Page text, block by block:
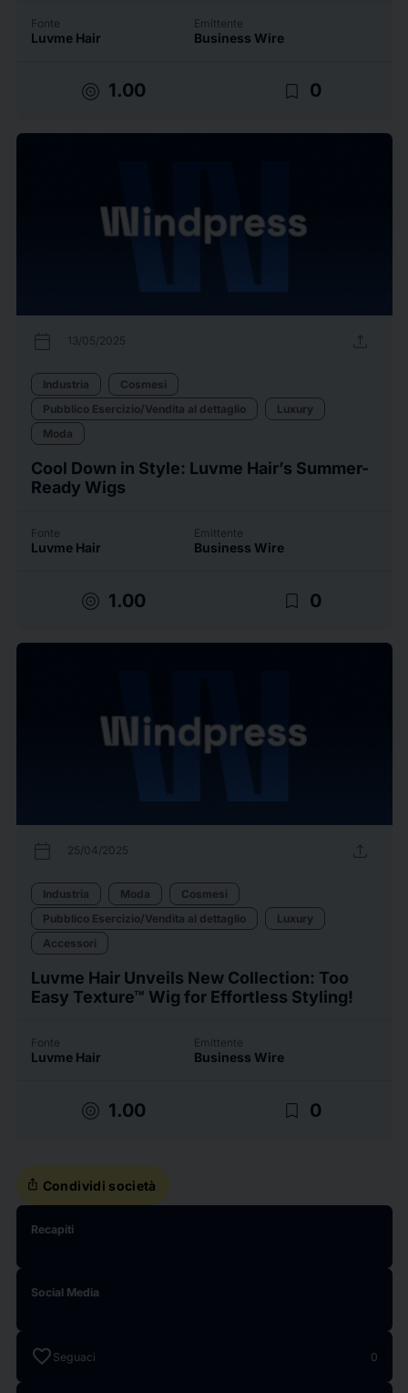
Fonte
Luvme Hair
Emittente
Business Wire
target 1.00 bookmark_border 0
calendar_today 13/05/2025 upload
Industria
Cosmesi
Pubblico Esercizio/Vendita al dettaglio
Luxury
Moda
Cool Down in Style: Luvme Hair’s Summer-
Ready Wigs
Fonte
Luvme Hair
Emittente
Business Wire
target 1.00 bookmark_border 0
calendar_today 25/04/2025 upload
Industria Moda
Cosmesi
Pubblico Esercizio/Vendita al dettaglio
Luxury
Accessori
Luvme Hair Unveils New Collection: Too
Easy Texture™ Wig for Effortless Styling!
Fonte
Luvme Hair
Emittente
Business Wire
target 1.00 bookmark_border 0
ios_share Condividi società
Recapiti
Social Media
favorite Seguaci 0